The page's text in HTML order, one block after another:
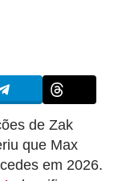
de Zak
que Max
em 2026.